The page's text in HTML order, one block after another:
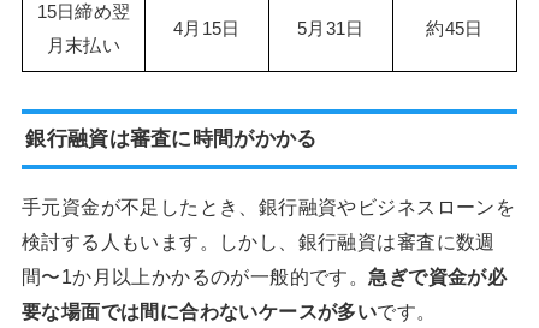
15日締め翌
月末払い
4月15日 5月31日 約45日
銀行融資は審査に時間がかかる
手元資金が不足したとき、銀行融資やビジネスローンを
検討する人もいます。しかし、銀行融資は審査に数週
間〜1か月以上かかるのが一般的です。急ぎで資金が必
要な場面では間に合わないケースが多いです。